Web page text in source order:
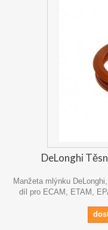
DeLonghi
Manžeta mlýnku
díl pro ECAM, ETAM,